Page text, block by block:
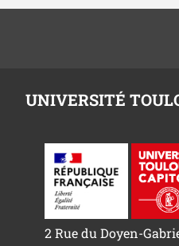
UNIVERSITÉ
2 Rue du Doyen-